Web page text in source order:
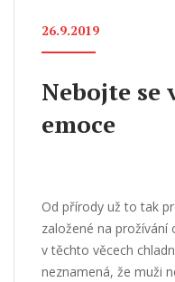
26.9.2019
Nebojte se
emoce
Od přírody už to tak
založené na
v těchto věcech
neznamená, že muži